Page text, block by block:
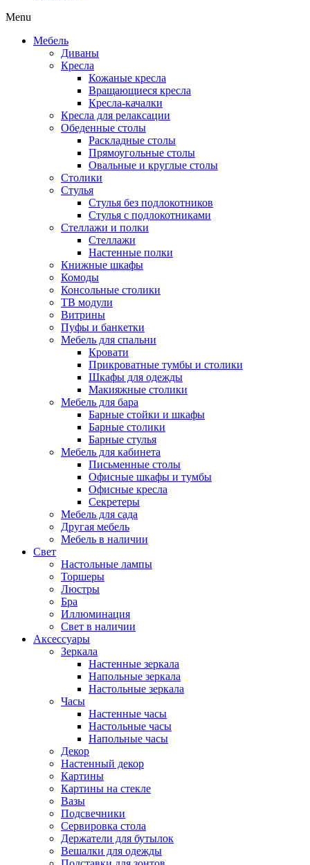
Menu
Мебель
Диваны
Кресла
Кожаные кресла
Вращающиеся кресла
Кресла-качалки
Кресла для релаксации
Обеденные столы
Раскладные столы
Прямоугольные столы
Овальные и круглые столы
Столики
Стулья
Стулья без подлокотников
Стулья с подлокотниками
Стеллажи и полки
Стеллажи
Настенные полки
Книжные шкафы
Комоды
Консольные столики
ТВ модули
Витрины
Пуфы и банкетки
Мебель для спальни
Кровати
Прикроватные тумбы и столики
Шкафы для одежды
Макияжные столики
Мебель для бара
Барные стойки и шкафы
Барные столики
Барные стулья
Мебель для кабинета
Письменные столы
Офисные шкафы и тумбы
Офисные кресла
Секретеры
Мебель для сада
Другая мебель
Мебель в наличии
Свет
Настольные лампы
Торшеры
Люстры
Бра
Иллюминация
Свет в наличии
Аксессуары
Зеркала
Настенные зеркала
Напольные зеркала
Настольные зеркала
Часы
Настенные часы
Настольные часы
Напольные часы
Декор
Настенный декор
Картины
Картины на стекле
Вазы
Подсвечники
Сервировка стола
Держатели для бутылок
Вешалки для одежды